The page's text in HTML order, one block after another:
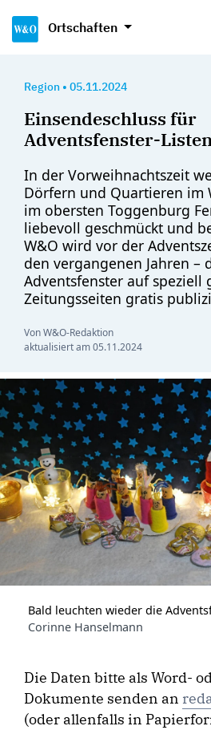
Ortschaften
Region • 05.11.2024
Einsendeschluss für
Adventsfenster-
In der Vorweihnachtszeit
Dörfern und Quartieren im
im obersten Toggenburg
liebevoll geschmückt und
W&O wird vor der
den vergangenen Jahren –
Adventsfenster auf speziell
Zeitungsseiten gratis
Von W&O-Redaktion
aktualisiert am05.11.2024
Bald leuchten wieder die
Corinne Hanselmann
Die Daten bitte als Word-
Dokumente senden an
(oder allenfalls in